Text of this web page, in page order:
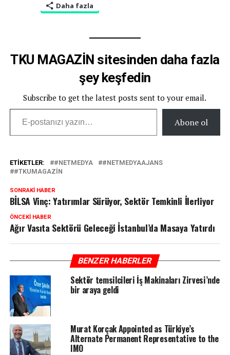
Daha fazla
TKU MAGAZİN sitesinden daha fazla
şey keşfedin
Subscribe to get the latest posts sent to your email.
E-postanızı yazın…
Abone ol
ETIKETLER: #NETMEDYA
#NETMEDYAAJANS
#TKUMAGAZIN
SONRAKI HABER
BİLSA Vinç: Yatırımlar Sürüyor, Sektör Temkinli İlerliyor
ÖNCEKI HABER
Ağır Vasıta Sektörü Geleceği İstanbul’da Masaya Yatırdı
BENZER HABERLER
Sektör temsilcileri İş Makinaları Zirvesi’nde
bir araya geldi
Murat Korçak Appointed as Türkiye’s
Alternate Permanent Representative to the
IMO